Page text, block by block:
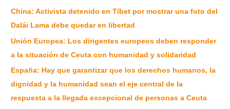
China: Activista detenido en Tíbet por mostrar una foto del
Dalái Lama debe quedar en libertad
Unión Europea: Los dirigentes europeos deben responder
a la situación de Ceuta con humanidad y solidaridad
España: Hay que garantizar que los derechos humanos, la
dignidad y la humanidad sean el eje central de la
respuesta a la llegada excepcional de personas a Ceuta